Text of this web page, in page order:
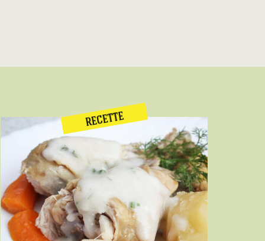
RECETTE